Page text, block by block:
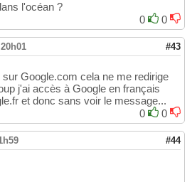
l'océan ?
0
0
#43
Google.com cela ne me redirige
j'ai accès à Google en français
et donc sans voir le message...
0
0
#44